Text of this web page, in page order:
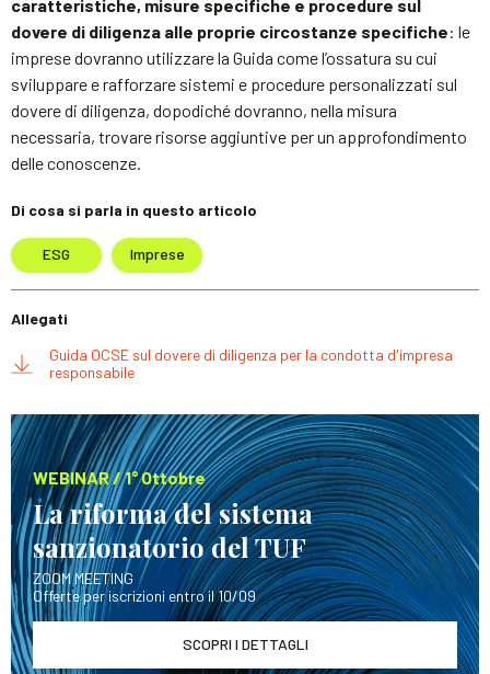
caratteristiche, misure specifiche e procedure sul
dovere di diligenza alle proprie circostanze specifiche: le
imprese dovranno utilizzare la Guida come l’ossatura su cui
sviluppare e rafforzare sistemi e procedure personalizzati sul
dovere di diligenza, dopodiché dovranno, nella misura
necessaria, trovare risorse aggiuntive per un approfondimento
delle conoscenze.
Di cosa si parla in questo articolo
ESG Imprese
Allegati
Guida OCSE sul dovere di diligenza per la condotta d'impresa
responsabile
WEBINAR / 1° Ottobre
La riforma del sistema
sanzionatorio del TUF
ZOOM MEETING
Offerte per iscrizioni entro il 10/09
SCOPRI I DETTAGLI